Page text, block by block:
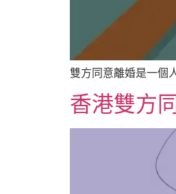
雙方同意離婚是一個
香港雙方